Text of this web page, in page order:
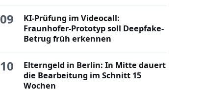
09
KI-Prüfung im Videocall:
Fraunhofer-Prototyp soll Deepfake-
Betrug früh erkennen
10
Elterngeld in Berlin: In Mitte dauert
die Bearbeitung im Schnitt 15
Wochen